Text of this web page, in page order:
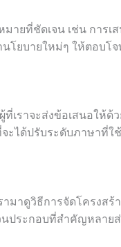
มายที่ชัดเจน เช่น การ
โยบายใหม่ๆ ให้ตอบโ
ที่เราจะส่งข้อเสนอให้
ะได้ปรับระดับภาษาที่ใ
ามาดูวิธีการจัดโครงส
นประกอบที่สำคัญหลาย